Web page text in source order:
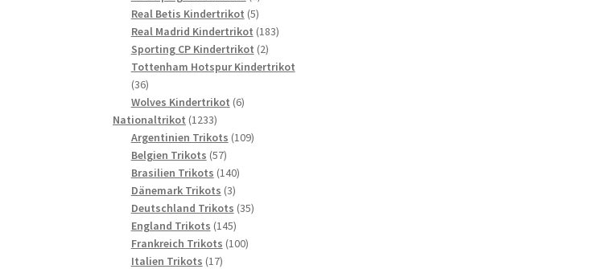
Produkt
Real Betis Kindertrikot 55
Produkte
Real Madrid Kindertrikot 183183
Sporting CP Kindertrikot 22
Produkte
Tottenham Hotspur Kindertrikot
3636
Produkte
Wolves Kindertrikot 66
Nationaltrikot 12331233
Produkte
Argentinien Trikots 109109
Belgien Trikots 5757
Produkte
Brasilien Trikots 140140
Dänemark Trikots 33
Produkte
Deutschland Trikots 3535
England Trikots 145145
Produkte
Frankreich Trikots 100100
Italien Trikots 1717